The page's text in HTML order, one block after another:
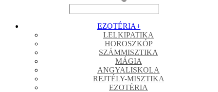
EZOTÉRIA+
LELKIPATIKA
HOROSZKÓP
SZÁMMISZTIKA
MÁGIA
ANGYALISKOLA
REJTÉLY-MISZTIKA
EZOTÉRIA